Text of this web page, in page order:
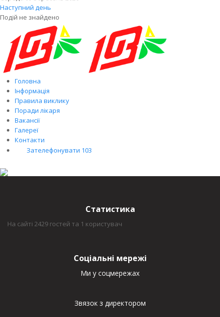
Наступний день
Подій не знайдено
Головна
Інформація
Правила виклику
Поради лікаря
Вакансії
Галереї
Контакти
Зателефонувати 103
Статистика
На сайті 2429 гостей та 1 користувач
Соціальні мережі
Ми у соцмережах
Звязок з директором